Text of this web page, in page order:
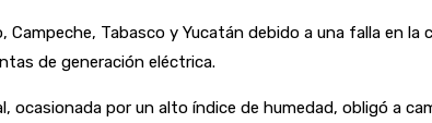
Tabasco y Yucatán debido a una falla en la
de generación eléctrica.
ocasionada por un alto índice de humedad, obligó a